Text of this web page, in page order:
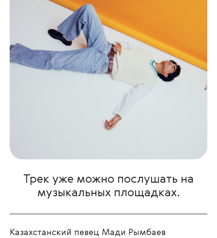
Трек уже можно послушать на
музыкальных площадках.
Казахстанский певец Мади Рымбаев